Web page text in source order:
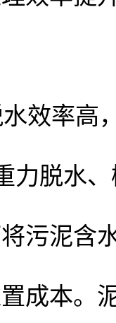
效率高
力脱水
污泥含
成本。